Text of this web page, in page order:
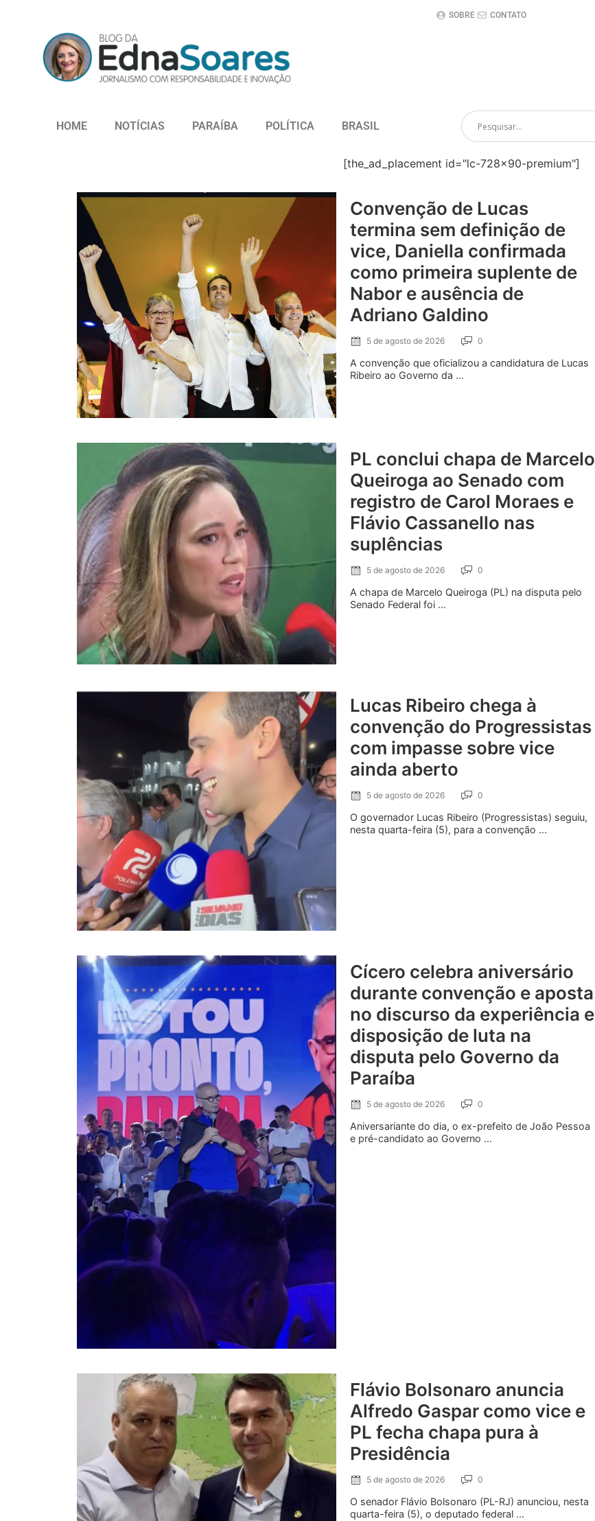
SOBRE CONTATO
HOME NOTÍCIAS PARAÍBA POLÍTICA BRASIL
[the_ad_placement id="lc-728x90-premium"]
Convenção de Lucas
termina sem definição de
vice, Daniella confirmada
como primeira suplente de
Nabor e ausência de
Adriano Galdino
5 de agosto de 2026 0
A convenção que oficializou a candidatura de Lucas
Ribeiro ao Governo da ...
PL conclui chapa de Marcelo
Queiroga ao Senado com
registro de Carol Moraes e
Flávio Cassanello nas
suplências
5 de agosto de 2026 0
A chapa de Marcelo Queiroga (PL) na disputa pelo
Senado Federal foi ...
Lucas Ribeiro chega à
convenção do Progressistas
com impasse sobre vice
ainda aberto
5 de agosto de 2026 0
O governador Lucas Ribeiro (Progressistas) seguiu,
nesta quarta-feira (5), para a convenção ...
Cícero celebra aniversário
durante convenção e aposta
no discurso da experiência e
disposição de luta na
disputa pelo Governo da
Paraíba
5 de agosto de 2026 0
Aniversariante do dia, o ex-prefeito de João Pessoa
e pré-candidato ao Governo ...
Flávio Bolsonaro anuncia
Alfredo Gaspar como vice e
PL fecha chapa pura à
Presidência
5 de agosto de 2026 0
O senador Flávio Bolsonaro (PL-RJ) anunciou, nesta
quarta-feira (5), o deputado federal ...